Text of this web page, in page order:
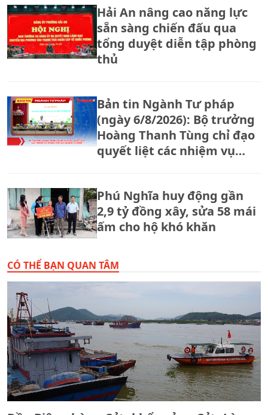
Hải An nâng cao năng lực
sẵn sàng chiến đấu qua
tổng duyệt diễn tập phòng
thủ
Bản tin Ngành Tư pháp
(ngày 6/8/2026): Bộ trưởng
Hoàng Thanh Tùng chỉ đạo
quyết liệt các nhiệm vụ
Phú Nghĩa huy động gần
2,9 tỷ đồng xây, sửa 58 mái
ấm cho hộ khó khăn
CÓ THỂ BẠN QUAN TÂM